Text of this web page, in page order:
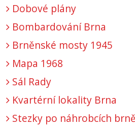
Dobové plány
Bombardování Brna
Brněnské mosty 1945
Mapa 1968
Sál Rady
Kvartérní lokality Brna
Stezky po náhrobcích